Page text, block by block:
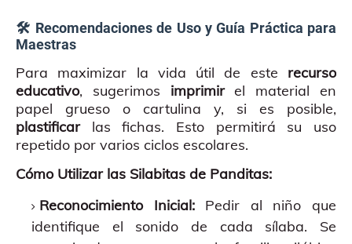
🛠️ Recomendaciones de Uso y Guía Práctica para
Maestras
Para maximizar la vida útil de este recurso
educativo, sugerimos imprimirel material en
papel grueso o cartulina y, si es posible,
plastificarlas fichas. Esto permitirá su uso
repetido por varios ciclos escolares.
Cómo Utilizar las Silabitas de Panditas:
Reconocimiento Inicial:Pedir al niño que
identifique el sonido de cada sílaba. Se